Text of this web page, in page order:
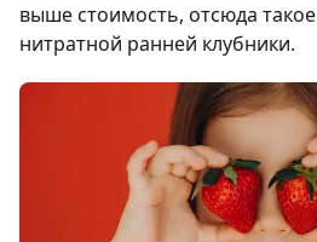
выше стоимость, отсюда
нитратной ранней клубники.